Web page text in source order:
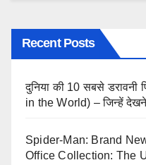
Recent Posts
दुनिया की 10 सबसे
in the World) – जिन्हें देखने
Spider-Man: Brand
Office Collection: The